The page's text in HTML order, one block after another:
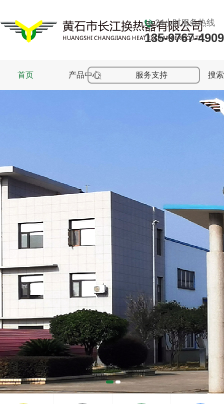
24小时服务热线
135-9767-4909
首页 产品中心 服务支持